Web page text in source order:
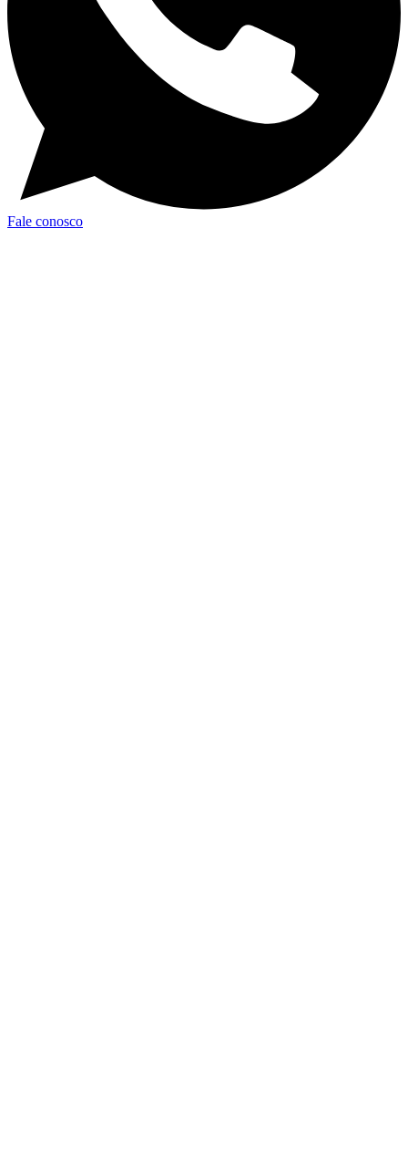
Fale conosco